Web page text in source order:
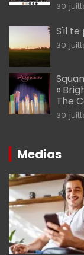
30
S'il te
30
«
The
30
Medias